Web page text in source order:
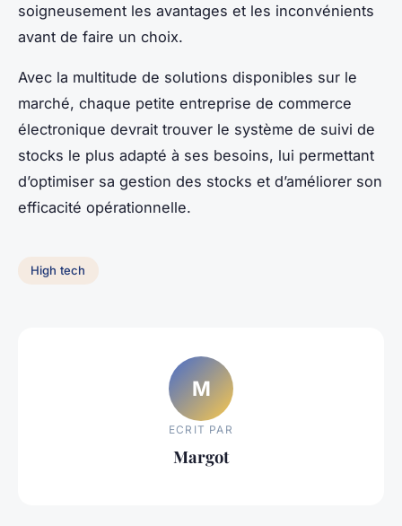
soigneusement les avantages et les inconvénients
avant de faire un choix.
Avec la multitude de solutions disponibles sur le
marché, chaque petite entreprise de commerce
électronique devrait trouver le système de suivi de
stocks le plus adapté à ses besoins, lui permettant
d’optimiser sa gestion des stocks et d’améliorer son
efficacité opérationnelle.
High tech
M
ECRIT PAR
Margot